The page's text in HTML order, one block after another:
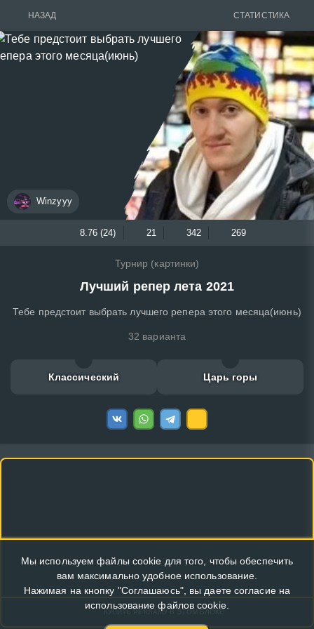
НАЗАД СТАТИСТИКА
Winzyyy
8.76 (24) 21 342 269
Турнир (картинки)
Лучший репер лета 2021
Тебе предстоит выбрать лучшего репера этого месяца(июнь)
32 варианта
Классический Царь горы
КУПИТЬ РЕКЛАМУ В ЭТОМ БЛОКЕ
Мы используем файлы cookie для того, чтобы обеспечить
вам максимально удобное использование.
Нажимая на кнопку "Соглашаюсь", вы даете согласие на
использование файлов cookie.